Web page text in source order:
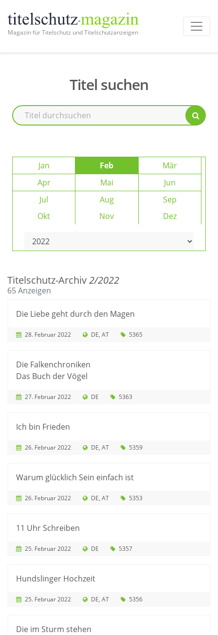
Magazin für Titelschutz und Titelschutzanzeigen
Titel suchen
Jan Feb
Mär
Apr
Mai
Jun
Jul
Aug
Sep
Okt
Nov Dez
Titelschutz-Archiv2/2022
65 Anzeigen
Die Liebe geht durch den Magen
28. Februar 2022 DE AT 5365
Die Falkenchroniken
Das Buch der Vögel
27. Februar 2022 DE 5363
Ich bin Frieden
26. Februar 2022 DE AT 5359
Warum glücklich Sein einfach ist
26. Februar 2022 DE AT 5353
11 Uhr Schreiben
25. Februar 2022 DE 5357
Hundslinger Hochzeit
25. Februar 2022 DE AT 5356
Die im Sturm stehen